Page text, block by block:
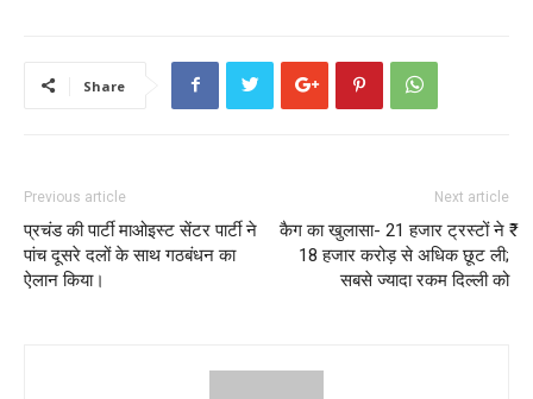
Share
Previous article
प्रचंड की पार्टी माओइस्ट सेंटर पार्टी ने
पांच दूसरे दलों के साथ गठबंधन का
ऐलान किया।
Next article
कैग का खुलासा- 21 हजार ट्रस्टों ने ₹
18 हजार करोड़ से अधिक छूट ली;
सबसे ज्यादा रकम दिल्ली को